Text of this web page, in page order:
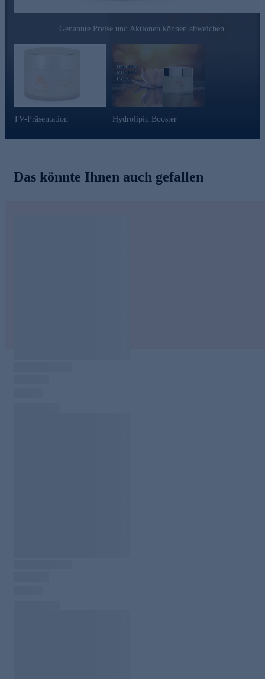
Genannte Preise und Aktionen können abweichen
TV-Präsentation Hydrolipid Booster
Das könnte Ihnen auch gefallen